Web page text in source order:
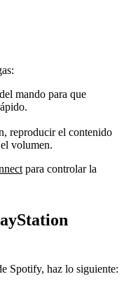
mando para que
reproducir el contenido
volumen.
para controlar la
Spotify, haz lo siguiente: